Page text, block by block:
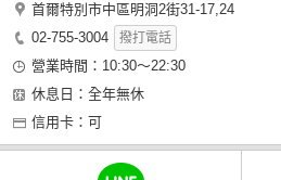
首爾特別市中區明洞2街31-17,24
02-755-3004
撥打電話
營業時間：10:30～22:30
休息日：全年無休
信用卡：可